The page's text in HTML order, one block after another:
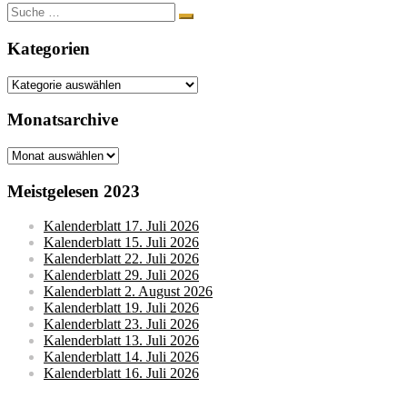
Suche
nach:
Kategorien
Kategorien
Monatsarchive
Monatsarchive
Meistgelesen 2023
Kalenderblatt 17. Juli 2026
Kalenderblatt 15. Juli 2026
Kalenderblatt 22. Juli 2026
Kalenderblatt 29. Juli 2026
Kalenderblatt 2. August 2026
Kalenderblatt 19. Juli 2026
Kalenderblatt 23. Juli 2026
Kalenderblatt 13. Juli 2026
Kalenderblatt 14. Juli 2026
Kalenderblatt 16. Juli 2026